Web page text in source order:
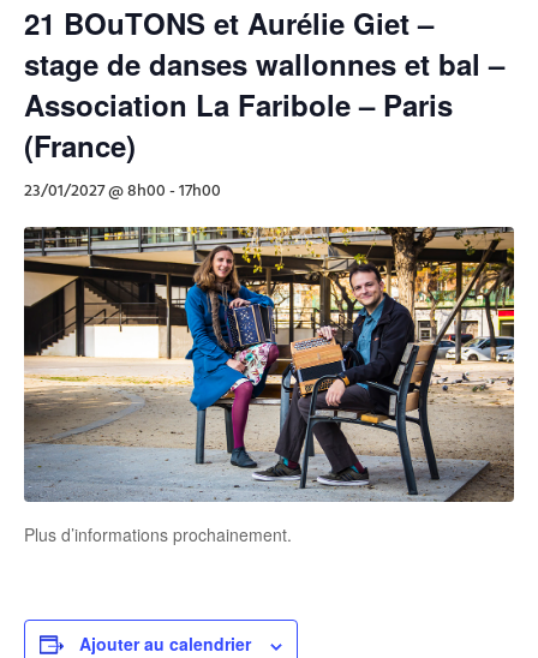
21 BOuTONS et Aurélie Giet –
stage de danses wallonnes et bal –
Association La Faribole – Paris
(France)
23/01/2027 @ 8h00-17h00
Plus d’informations prochainement.
Ajouter au calendrier